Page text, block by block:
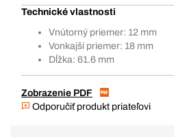
Technické vlastnosti
Vnútorný priemer: 12 mm
Vonkajší priemer: 18 mm
Dĺžka: 61.6 mm
Zobrazenie PDF
Odporučiť produkt priateľovi